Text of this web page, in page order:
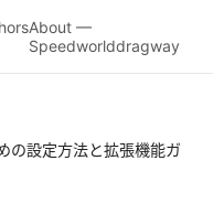
About —
Speedworlddragway
設定方法と拡張機能ガ